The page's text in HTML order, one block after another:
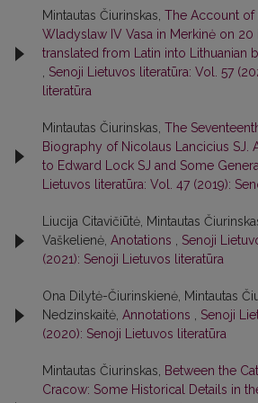
Mintautas Čiurinskas, The Account of
Wladyslaw IV Vasa in Merkinė on 20
translated from Latin into Lithuanian
, Senoji Lietuvos literatūra: Vol. 57
literatūra
Mintautas Čiurinskas, The
Biography of Nicolaus Lancicius SJ.
to Edward Lock SJ and Some
Lietuvos literatūra: Vol. 47 (2019):
Liucija Citavičiūtė, Mintautas
Vaškelienė, Anotations , Senoji
(2021): Senoji Lietuvos literatūra
Ona Dilytė-Čiurinskienė, Mintautas
Nedzinskaitė, Annotations , Senoji
(2020): Senoji Lietuvos literatūra
Mintautas Čiurinskas, Between the
Cracow: Some Historical Details in